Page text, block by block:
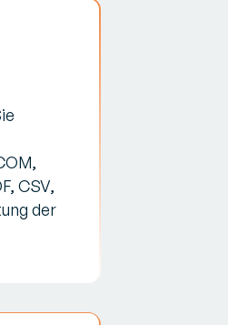
CSV,
der